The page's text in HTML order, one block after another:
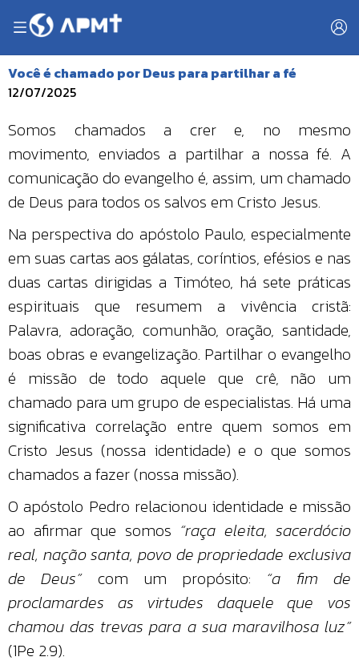
Você é chamado por Deus para partilhar a fé
12/07/2025
Somos chamados a crer e, no mesmo
movimento, enviados a partilhar a nossa fé. A
comunicação do evangelho é, assim, um chamado
de Deus para todos os salvos em Cristo Jesus.
Na perspectiva do apóstolo Paulo, especialmente
em suas cartas aos gálatas, coríntios, efésios e nas
duas cartas dirigidas a Timóteo, há sete práticas
espirituais que resumem a vivência cristã:
Palavra, adoração, comunhão, oração, santidade,
boas obras e evangelização. Partilhar o evangelho
é missão de todo aquele que crê, não um
chamado para um grupo de especialistas. Há uma
significativa correlação entre quem somos em
Cristo Jesus (nossa identidade) e o que somos
chamados a fazer (nossa missão).
O apóstolo Pedro relacionou identidade e missão
ao afirmar que somos “raça eleita, sacerdócio
real, nação santa, povo de propriedade exclusiva
de Deus”com um propósito: “a fim de
proclamardes as virtudes daquele que vos
chamou das trevas para a sua maravilhosa luz”
(1Pe 2.9).